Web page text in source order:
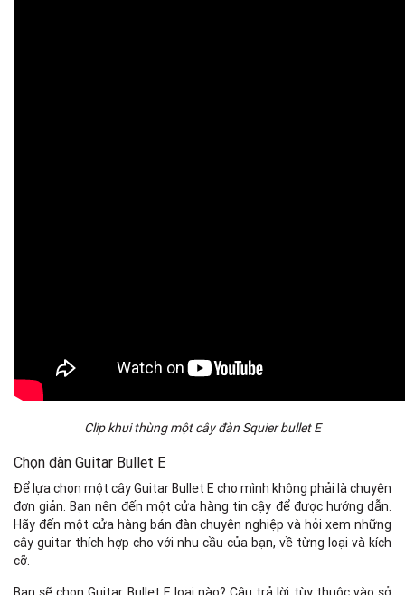
Clip khui thùng một cây đàn Squier bullet E
Chọn đàn Guitar Bullet E
Để lựa chọn một cây Guitar Bullet E cho mình không phải là chuyện
đơn giản. Bạn nên đến một cửa hàng tin cậy để được hướng dẫn.
Hãy đến một cửa hàng bán đàn chuyên nghiệp và hỏi xem những
cây guitar thích hợp cho với nhu cầu của bạn, về từng loại và kích
cỡ.